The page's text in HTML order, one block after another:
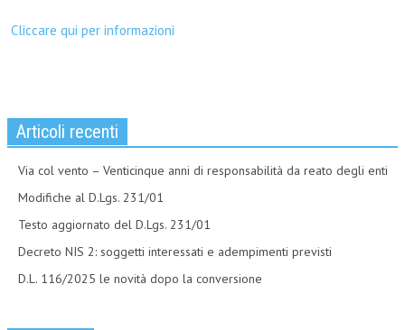
Cliccare qui per informazioni
Articoli recenti
Via col vento – Venticinque anni di responsabilità da reato degli enti
Modifiche al D.Lgs. 231/01
Testo aggiornato del D.Lgs. 231/01
Decreto NIS 2: soggetti interessati e adempimenti previsti
D.L. 116/2025 le novità dopo la conversione